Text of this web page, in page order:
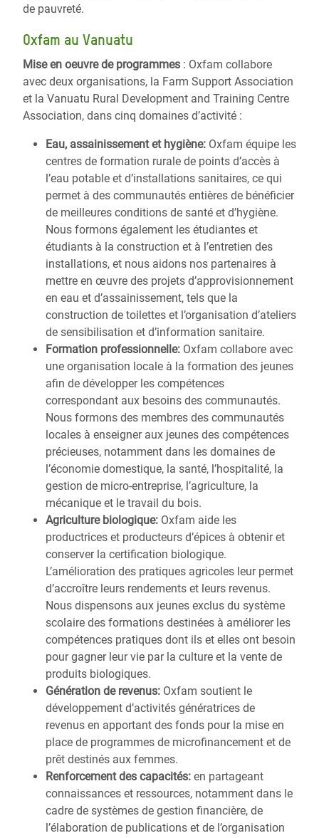
de pauvreté.
Oxfam au Vanuatu
Mise en oeuvre de programmes : Oxfam collabore
avec deux organisations, la Farm Support Association
et la Vanuatu Rural Development and Training Centre
Association, dans cinq domaines d’activité :
Eau, assainissement et hygiène: Oxfam équipe les
centres de formation rurale de points d’accès à
l’eau potable et d’installations sanitaires, ce qui
permet à des communautés entières de bénéficier
de meilleures conditions de santé et d’hygiène.
Nous formons également les étudiantes et
étudiants à la construction et à l’entretien des
installations, et nous aidons nos partenaires à
mettre en œuvre des projets d’approvisionnement
en eau et d’assainissement, tels que la
construction de toilettes et l’organisation d’ateliers
de sensibilisation et d’information sanitaire.
Formation professionnelle: Oxfam collabore avec
une organisation locale à la formation des jeunes
afin de développer les compétences
correspondant aux besoins des communautés.
Nous formons des membres des communautés
locales à enseigner aux jeunes des compétences
précieuses, notamment dans les domaines de
l’économie domestique, la santé, l’hospitalité, la
gestion de micro-entreprise, l’agriculture, la
mécanique et le travail du bois.
Agriculture biologique: Oxfam aide les
productrices et producteurs d’épices à obtenir et
conserver la certification biologique.
L’amélioration des pratiques agricoles leur permet
d’accroître leurs rendements et leurs revenus.
Nous dispensons aux jeunes exclus du système
scolaire des formations destinées à améliorer les
compétences pratiques dont ils et elles ont besoin
pour gagner leur vie par la culture et la vente de
produits biologiques.
Génération de revenus: Oxfam soutient le
développement d’activités génératrices de
revenus en apportant des fonds pour la mise en
place de programmes de microfinancement et de
prêt destinés aux femmes.
Renforcement des capacités: en partageant
connaissances et ressources, notamment dans le
cadre de systèmes de gestion financière, de
l’élaboration de publications et de l’organisation